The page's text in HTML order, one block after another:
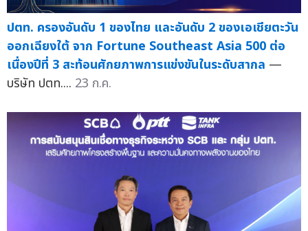
ปตท. ครองอันดับ 1 ของไทย และอันดับ 2 ของเอเชียตะวัน
ออกเฉียงใต้ จาก Fortune Southeast Asia 500 ต่อ
เนื่องปีที่ 3 สะท้อนศักยภาพการแข่งขันในระดับสากล —
บริษัท ปตท.... 23 ก.ค.